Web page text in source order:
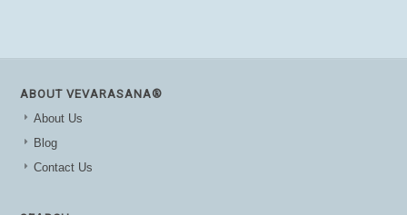
ABOUT VEVARASANA®︎
About Us
Blog
Contact Us